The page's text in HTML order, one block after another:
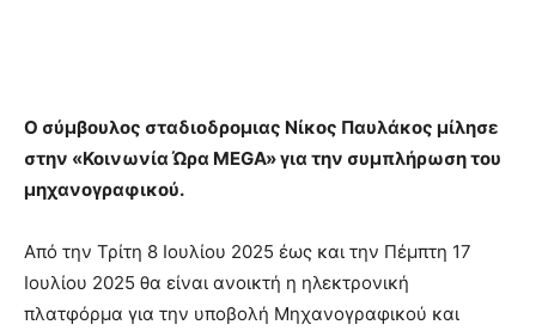
Ο σύμβουλος σταδιοδρομιας Νίκος Παυλάκος μίλησε
στην «Κοινωνία Ώρα MEGA» για την συμπλήρωση του
μηχανογραφικού.
Από την Τρίτη 8 Ιουλίου 2025 έως και την Πέμπτη 17
Ιουλίου 2025 θα είναι ανοικτή η ηλεκτρονική
πλατφόρμα για την υποβολή Μηχανογραφικού και